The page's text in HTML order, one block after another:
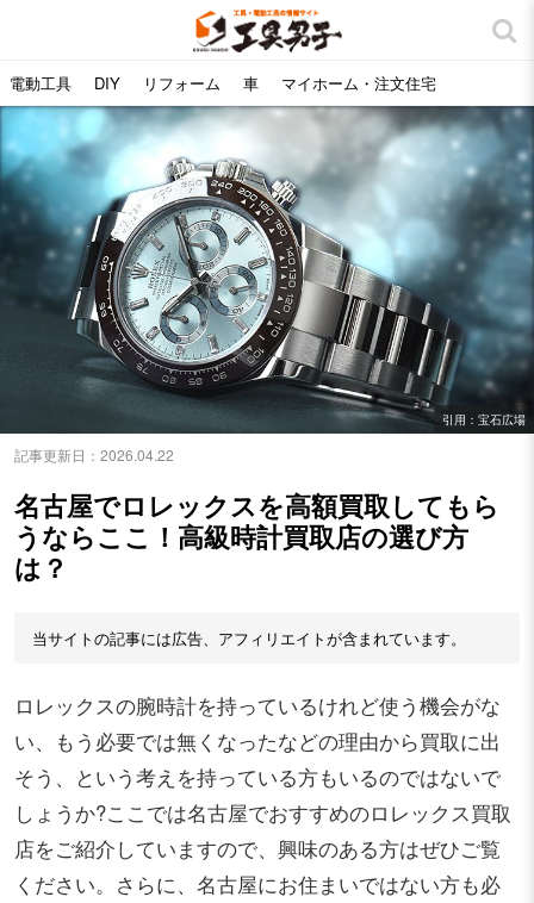
電動工具 DIY リフォーム 車 マイホーム・注文住宅
引用：宝石広場
記事更新日： 2026.04.22
名古屋でロレックスを高額買取してもら
うならここ！高級時計買取店の選び方
は？
当サイトの記事には広告、アフィリエイトが含まれています。
ロレックスの腕時計を持っているけれど使う機会がな
い、もう必要では無くなったなどの理由から買取に出
そう、という考えを持っている方もいるのではないで
しょうか?ここでは名古屋でおすすめのロレックス買取
店をご紹介していますので、興味のある方はぜひご覧
ください。さらに、名古屋にお住まいではない方も必